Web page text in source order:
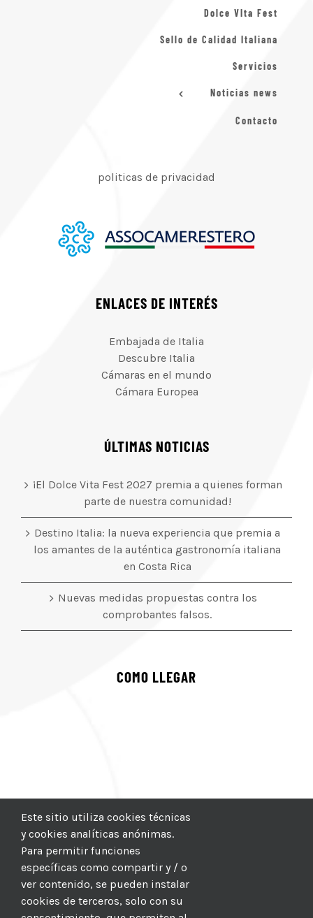
Dolce VIta Fest
Sello de Calidad Italiana
Servicios
Noticias news
Contacto
politicas de privacidad
ENLACES DE INTERÉS
Embajada de Italia
Descubre Italia
Cámaras en el mundo
Cámara Europea
ÚLTIMAS NOTICIAS
¡El Dolce Vita Fest 2027 premia a quienes forman
parte de nuestra comunidad!
Destino Italia: la nueva experiencia que premia a
los amantes de la auténtica gastronomía italiana
en Costa Rica
Nuevas medidas propuestas contra los
comprobantes falsos.
COMO LLEGAR
Este sitio utiliza cookies técnicas
y cookies analíticas anónimas.
Para permitir funciones
específicas como compartir y / o
ver contenido, se pueden instalar
cookies de terceros, solo con su